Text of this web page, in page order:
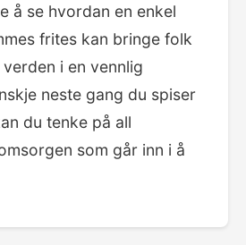
å se hvordan en enkel
frites kan bringe folk
i en vennlig
neste gang du spiser
du tenke på all
som går inn i å